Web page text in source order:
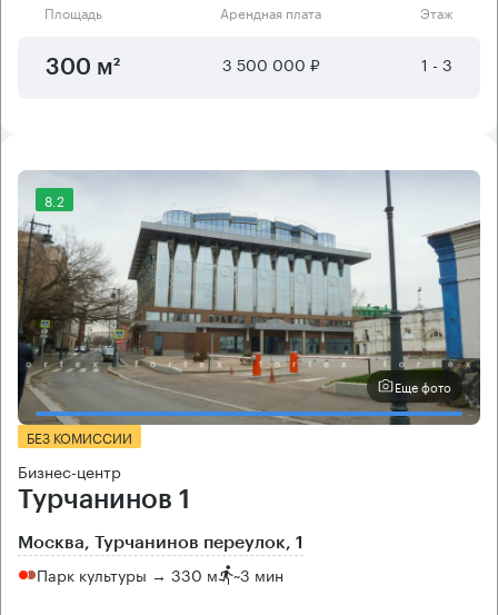
Площадь Арендная плата Этаж
300 м² 3 500 000 ₽ 1 - 3
8.2
Еще фото
БЕЗ КОМИССИИ
Бизнес-центр
Турчанинов 1
Москва, Турчанинов переулок, 1
Парк культуры → 330 м ~3 мин